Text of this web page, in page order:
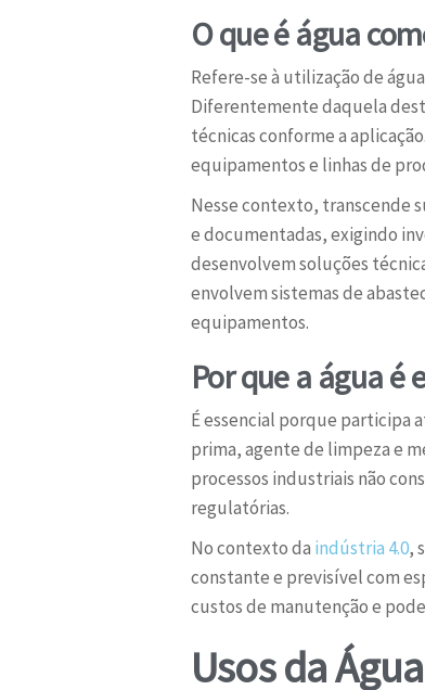
O que é água
Refere-se à utilização de
Diferentemente daquela
técnicas conforme a
equipamentos e linhas de
Nesse contexto, transcende
e documentadas, exigindo
desenvolvem soluções
envolvem sistemas de
equipamentos.
Por que a água é
É essencial porque participa
prima, agente de limpeza e
processos industriais não
regulatórias.
No contexto da indústria 4.0,
constante e previsível com
custos de manutenção e
Usos da